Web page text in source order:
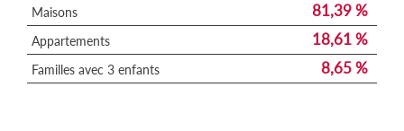
Maisons 81,39 %
Appartements 18,61 %
Familles avec 3 enfants 8,65 %